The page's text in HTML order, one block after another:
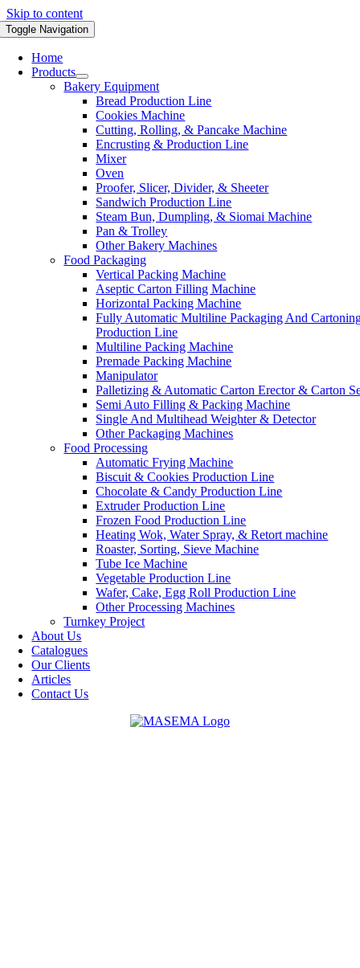
Skip to content
Toggle Navigation
Home
Products
Bakery Equipment
Bread Production Line
Cookies Machine
Cutting, Rolling, & Pancake Machine
Encrusting & Production Line
Mixer
Oven
Proofer, Slicer, Divider, & Sheeter
Sandwich Production Line
Steam Bun, Dumpling, & Siomai Machine
Pan & Trolley
Other Bakery Machines
Food Packaging
Vertical Packing Machine
Aseptic Carton Filling Machine
Horizontal Packing Machine
Fully Automatic Multiline Packaging And
Production Line
Multiline Packing Machine
Premade Packing Machine
Manipulator
Palletizing & Automatic Carton Erector & Carton
Semi Auto Filling & Packing Machine
Single And Multihead Weighter & Detector
Other Packaging Machines
Food Processing
Automatic Frying Machine
Biscuit & Cookies Production Line
Chocolate & Candy Production Line
Extruder Production Line
Frozen Food Production Line
Heating Wok, Water Spray, & Retort machine
Roaster, Sorting, Sieve Machine
Tube Ice Machine
Vegetable Production Line
Wafer, Cake, Egg Roll Production Line
Other Processing Machines
Turnkey Project
About Us
Catalogues
Our Clients
Articles
Contact Us